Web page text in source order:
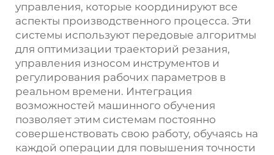
управления, которые координируют все
аспекты производственного процесса. Эти
системы используют передовые алгоритмы
для оптимизации траекторий резания,
управления износом инструментов и
регулирования рабочих параметров в
реальном времени. Интеграция
возможностей машинного обучения
позволяет этим системам постоянно
совершенствовать свою работу, обучаясь на
каждой операции для повышения точности